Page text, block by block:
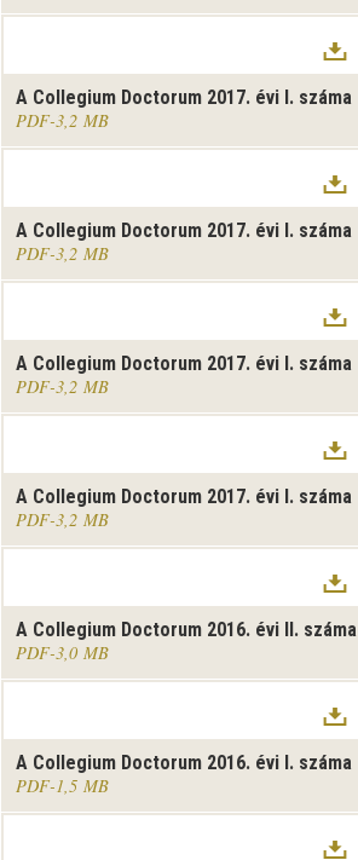
A Collegium Doctorum 2017. évi I. száma
PDF 3,2 MB
A Collegium Doctorum 2017. évi I. száma
PDF 3,2 MB
A Collegium Doctorum 2017. évi I. száma
PDF 3,2 MB
A Collegium Doctorum 2017. évi I. száma
PDF 3,2 MB
A Collegium Doctorum 2016. évi II. száma
PDF 3,0 MB
A Collegium Doctorum 2016. évi I. száma
PDF 1,5 MB